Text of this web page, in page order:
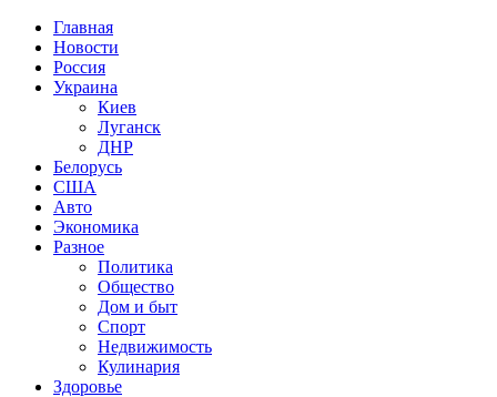
Главная
Новости
Россия
Украина
Киев
Луганск
ДНР
Белорусь
США
Авто
Экономика
Разное
Политика
Общество
Дом и быт
Спорт
Недвижимость
Кулинария
Здоровье